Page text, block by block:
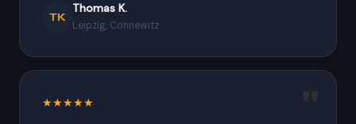
TK
Thomas K.
Leipzig, Connewitz
★★★★★